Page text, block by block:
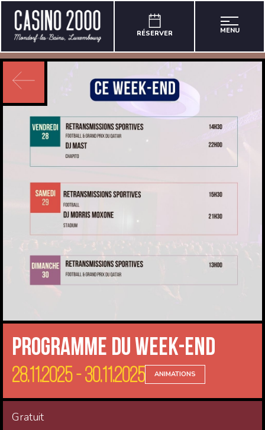
RÉSERVER MENU
Programme du Week-end
28.11.2025 - 30.11.2025 ANIMATIONS
Gratuit